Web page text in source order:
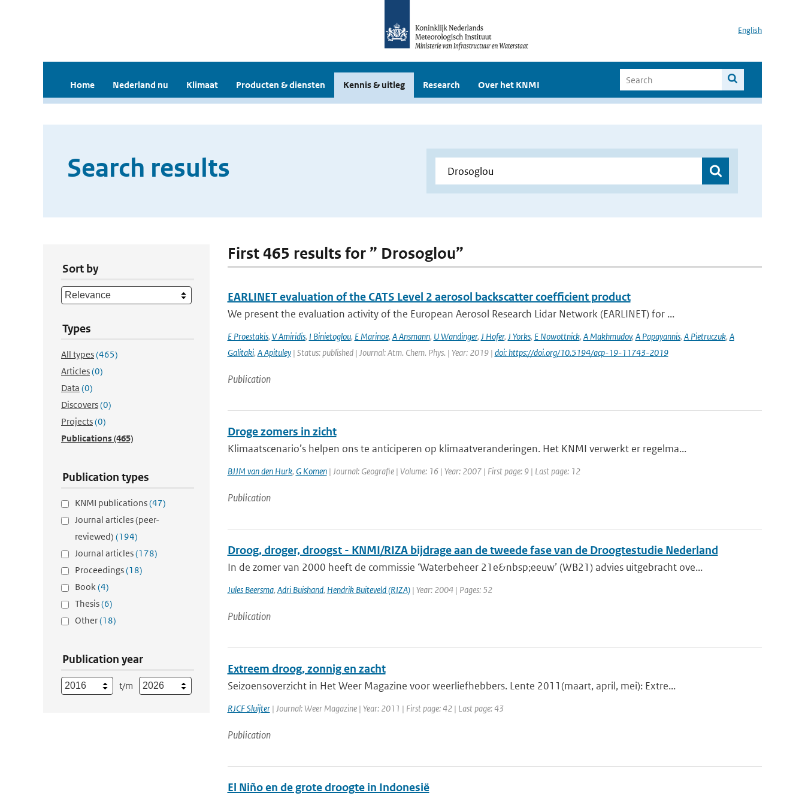
English
Home Nederland nu Klimaat Producten & diensten Kennis & uitleg Research Over het KNMI
Search results
Sort by
Types
All types(465)
Articles(0)
Data (0)
Discovers(0)
Projects(0)
Publications(465)
Publication types
KNMI publications(47)
Journal articles (peer-
reviewed) (194)
Journal articles(178)
Proceedings(18)
Book(4)
Thesis(6)
Other(18)
Publication year
t/m
First 465 results for ” Drosoglou”
EARLINET evaluation of the CATS Level 2 aerosol backscatter coefficient product
We present the evaluation activity of the European Aerosol Research Lidar Network (EARLINET) for ...
E Proestakis, V Amiridis, I Binietoglou, E Marinoe, A Ansmann, U Wandinger, J Hofer, J Yorks, E Nowottnick, A Makhmudov, A Papayannis, A Pietruczuk, A
Galitaki, A Apituley| Status: published | Journal: Atm. Chem. Phys. | Year: 2019 | doi: https://doi.org/10.5194/acp-19-11743-2019
Publication
Droge zomers in zicht
Klimaatscenario’s helpen ons te anticiperen op klimaatveranderingen. Het KNMI verwerkt er regelma...
BJJM van den Hurk, G Komen| Journal: Geografie | Volume: 16 | Year: 2007 | First page: 9 | Last page: 12
Publication
Droog, droger, droogst - KNMI/RIZA bijdrage aan de tweede fase van de Droogtestudie Nederland
In de zomer van 2000 heeft de commissie ‘Waterbeheer 21e&nbsp;eeuw’ (WB21) advies uitgebracht ove...
Jules Beersma, Adri Buishand, Hendrik Buiteveld (RIZA)| Year: 2004 | Pages: 52
Publication
Extreem droog, zonnig en zacht
Seizoensoverzicht in Het Weer Magazine voor weerliefhebbers. Lente 2011(maart, april, mei): Extre...
RJCF Sluijter| Journal: Weer Magazine | Year: 2011 | First page: 42 | Last page: 43
Publication
El Niño en de grote droogte in Indonesië